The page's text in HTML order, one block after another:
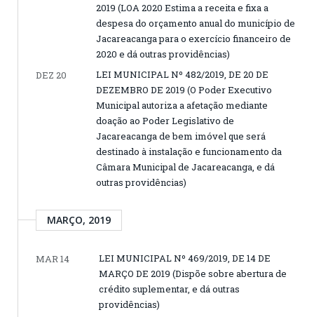
2019 (LOA 2020 Estima a receita e fixa a
despesa do orçamento anual do município de
Jacareacanga para o exercício financeiro de
2020 e dá outras providências)
DEZ 20
LEI MUNICIPAL Nº 482/2019, DE 20 DE
DEZEMBRO DE 2019 (O Poder Executivo
Municipal autoriza a afetação mediante
doação ao Poder Legislativo de
Jacareacanga de bem imóvel que será
destinado à instalação e funcionamento da
Câmara Municipal de Jacareacanga, e dá
outras providências)
MARÇO, 2019
MAR 14
LEI MUNICIPAL Nº 469/2019, DE 14 DE
MARÇO DE 2019 (Dispõe sobre abertura de
crédito suplementar, e dá outras
providências)